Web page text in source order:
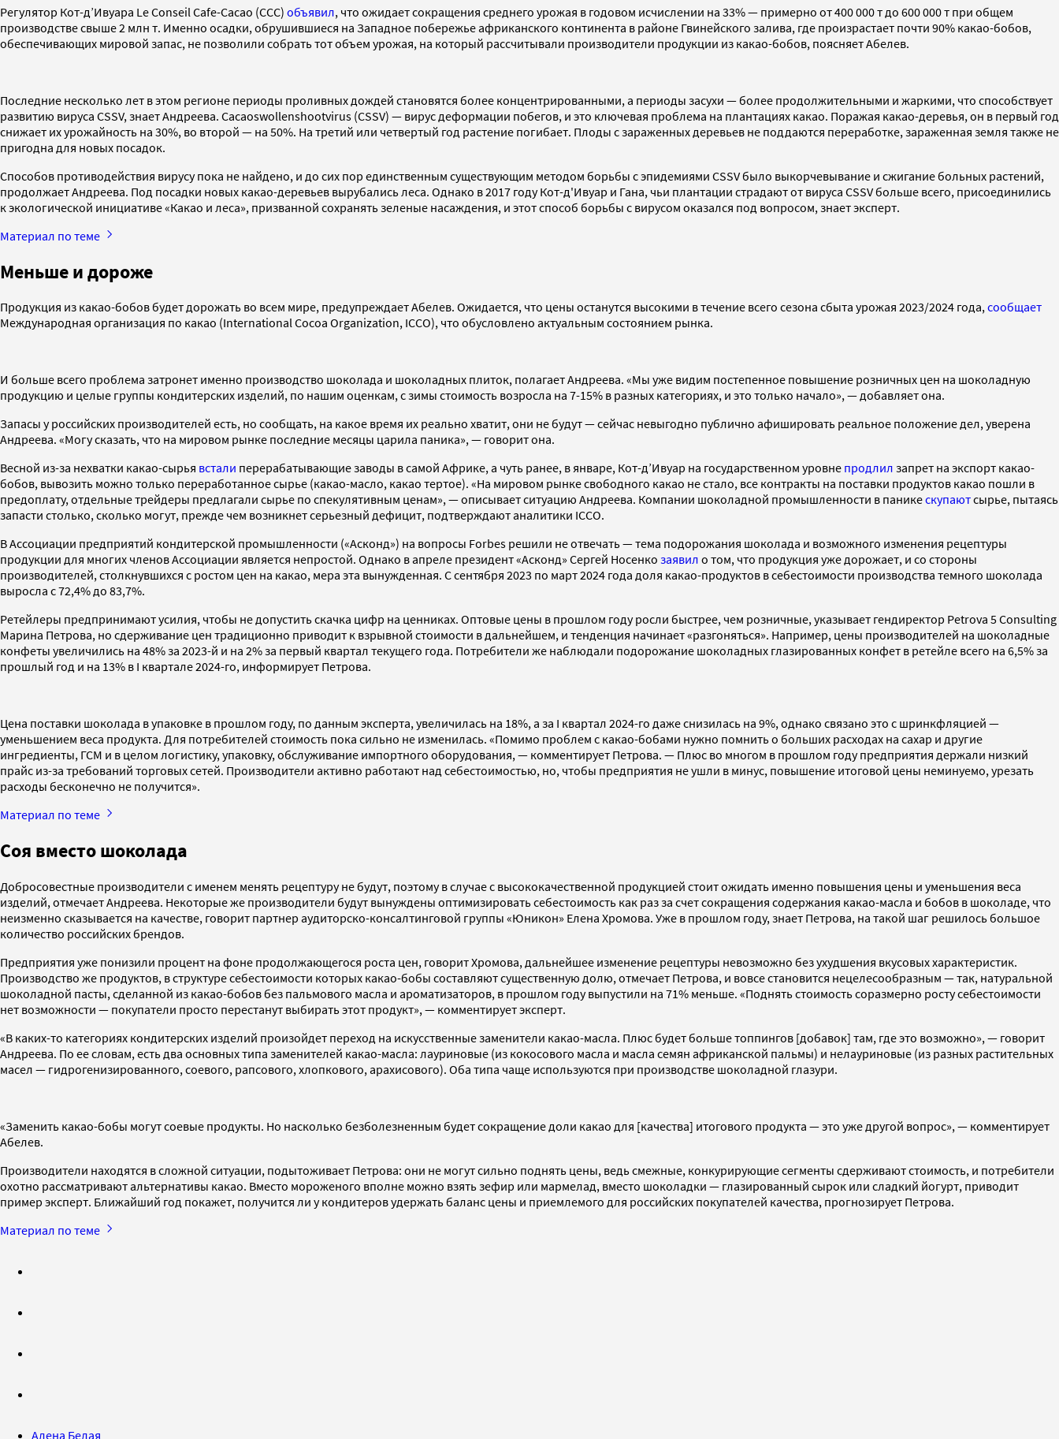
Регулятор Кот-д’Ивуара Le Conseil Cafe-Cacao (CCC) объявил, что ожидает сокращения среднего урожая в годовом исчислении на 33% — примерно от 400 000 т до 600 000 т при общем
производстве свыше 2 млн т. Именно осадки, обрушившиеся на Западное побережье африканского континента в районе Гвинейского залива, где произрастает почти 90% какао-бобов,
обеспечивающих мировой запас, не позволили собрать тот объем урожая, на который рассчитывали производители продукции из какао-бобов, поясняет Абелев.
Последние несколько лет в этом регионе периоды проливных дождей становятся более концентрированными, а периоды засухи — более продолжительными и жаркими, что способствует
развитию вируса CSSV, знает Андреева. Cacaoswollenshootvirus (CSSV) — вирус деформации побегов, и это ключевая проблема на плантациях какао. Поражая какао-деревья, он в первый год
снижает их урожайность на 30%, во второй — на 50%. На третий или четвертый год растение погибает. Плоды с зараженных деревьев не поддаются переработке, зараженная земля также не
пригодна для новых посадок.
Способов противодействия вирусу пока не найдено, и до сих пор единственным существующим методом борьбы с эпидемиями CSSV было выкорчевывание и сжигание больных растений,
продолжает Андреева. Под посадки новых какао-деревьев вырубались леса. Однако в 2017 году Кот-д'Ивуар и Гана, чьи плантации страдают от вируса CSSV больше всего, присоединились
к экологической инициативе «Какао и леса», призванной сохранять зеленые насаждения, и этот способ борьбы с вирусом оказался под вопросом, знает эксперт.
Материал по теме
Меньше и дороже
Продукция из какао-бобов будет дорожать во всем мире, предупреждает Абелев. Ожидается, что цены останутся высокими в течение всего сезона сбыта урожая 2023/2024 года,сообщает
Международная организация по какао (International Cocoa Organization, ICCO), что обусловлено актуальным состоянием рынка.
И больше всего проблема затронет именно производство шоколада и шоколадных плиток, полагает Андреева. «Мы уже видим постепенное повышение розничных цен на шоколадную
продукцию и целые группы кондитерских изделий, по нашим оценкам, с зимы стоимость возросла на 7-15% в разных категориях, и это только начало», — добавляет она.
Запасы у российских производителей есть, но сообщать, на какое время их реально хватит, они не будут — сейчас невыгодно публично афишировать реальное положение дел, уверена
Андреева. «Могу сказать, что на мировом рынке последние месяцы царила паника», — говорит она.
Весной из-за нехватки какао-сырья встали перерабатывающие заводы в самой Африке, а чуть ранее, в январе, Кот-д’Ивуар на государственном уровне продлил запрет на экспорт какао-
бобов, вывозить можно только переработанное сырье (какао-масло, какао тертое). «На мировом рынке свободного какао не стало, все контракты на поставки продуктов какао пошли в
предоплату, отдельные трейдеры предлагали сырье по спекулятивным ценам», — описывает ситуацию Андреева. Компании шоколадной промышленности в паникескупаютсырье, пытаясь
запасти столько, сколько могут, прежде чем возникнет серьезный дефицит, подтверждают аналитики ICCO.
В Ассоциации предприятий кондитерской промышленности («Асконд») на вопросы Forbes решили не отвечать — тема подорожания шоколада и возможного изменения рецептуры
продукции для многих членов Ассоциации является непростой. Однако в апреле президент «Асконд» Сергей Носенко заявил о том, что продукция уже дорожает, и со стороны
производителей, столкнувшихся с ростом цен на какао, мера эта вынужденная. С сентября 2023 по март 2024 года доля какао-продуктов в себестоимости производства темного шоколада
выросла с 72,4% до 83,7%.
Ретейлеры предпринимают усилия, чтобы не допустить скачка цифр на ценниках. Оптовые цены в прошлом году росли быстрее, чем розничные, указывает гендиректор Petrova 5 Consulting
Марина Петрова, но сдерживание цен традиционно приводит к взрывной стоимости в дальнейшем, и тенденция начинает «разгоняться». Например, цены производителей на шоколадные
конфеты увеличились на 48% за 2023-й и на 2% за первый квартал текущего года. Потребители же наблюдали подорожание шоколадных глазированных конфет в ретейле всего на 6,5% за
прошлый год и на 13% в I квартале 2024-го, информирует Петрова.
Цена поставки шоколада в упаковке в прошлом году, по данным эксперта, увеличилась на 18%, а за I квартал 2024-го даже снизилась на 9%, однако связано это с шринкфляцией —
уменьшением веса продукта. Для потребителей стоимость пока сильно не изменилась. «Помимо проблем с какао-бобами нужно помнить о больших расходах на сахар и другие
ингредиенты, ГСМ и в целом логистику, упаковку, обслуживание импортного оборудования, — комментирует Петрова. — Плюс во многом в прошлом году предприятия держали низкий
прайс из-за требований торговых сетей. Производители активно работают над себестоимостью, но, чтобы предприятия не ушли в минус, повышение итоговой цены неминуемо, урезать
расходы бесконечно не получится».
Материал по теме
Соя вместо шоколада
Добросовестные производители с именем менять рецептуру не будут, поэтому в случае с высококачественной продукцией стоит ожидать именно повышения цены и уменьшения веса
изделий, отмечает Андреева. Некоторые же производители будут вынуждены оптимизировать себестоимость как раз за счет сокращения содержания какао-масла и бобов в шоколаде, что
неизменно сказывается на качестве, говорит партнер аудиторско-консалтинговой группы «Юникон» Елена Хромова. Уже в прошлом году, знает Петрова, на такой шаг решилось большое
количество российских брендов.
Предприятия уже понизили процент на фоне продолжающегося роста цен, говорит Хромова, дальнейшее изменение рецептуры невозможно без ухудшения вкусовых характеристик.
Производство же продуктов, в структуре себестоимости которых какао-бобы составляют существенную долю, отмечает Петрова, и вовсе становится нецелесообразным — так, натуральной
шоколадной пасты, сделанной из какао-бобов без пальмового масла и ароматизаторов, в прошлом году выпустили на 71% меньше. «Поднять стоимость соразмерно росту себестоимости
нет возможности — покупатели просто перестанут выбирать этот продукт», — комментирует эксперт.
«В каких-то категориях кондитерских изделий произойдет переход на искусственные заменители какао-масла. Плюс будет больше топпингов [добавок] там, где это возможно», — говорит
Андреева. По ее словам, есть два основных типа заменителей какао-масла: лауриновые (из кокосового масла и масла семян африканской пальмы) и нелауриновые (из разных растительных
масел — гидрогенизированного, соевого, рапсового, хлопкового, арахисового). Оба типа чаще используются при производстве шоколадной глазури.
«Заменить какао-бобы могут соевые продукты. Но насколько безболезненным будет сокращение доли какао для [качества] итогового продукта — это уже другой вопрос», — комментирует
Абелев.
Производители находятся в сложной ситуации, подытоживает Петрова: они не могут сильно поднять цены, ведь смежные, конкурирующие сегменты сдерживают стоимость, и потребители
охотно рассматривают альтернативы какао. Вместо мороженого вполне можно взять зефир или мармелад, вместо шоколадки — глазированный сырок или сладкий йогурт, приводит
пример эксперт. Ближайший год покажет, получится ли у кондитеров удержать баланс цены и приемлемого для российских покупателей качества, прогнозирует Петрова.
Материал по теме
Алена Белая